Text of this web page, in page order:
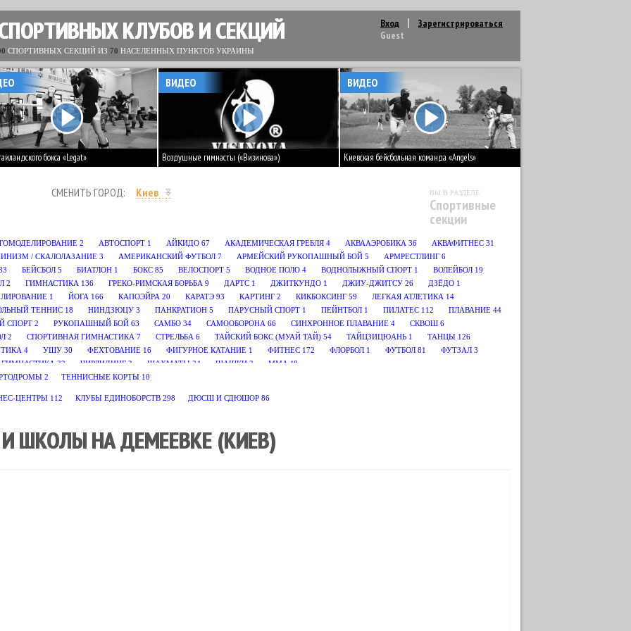
Вход
Зарегистрироваться
Guest
КЛУБОВ И СЕКЦИЙ
СПОРТИВНЫХ СЕКЦИЙ ИЗ 70 НАСЕЛЕННЫХ ПУНКТОВ УКРАИНЫ
бокса «Legat» Воздушные гимнасты («Визинова»)
ВИДЕО
Киевская бейсбольная команда «Angels»
ВИДЕО
СМЕНИТЬ ГОРОД: Киев ВЫ В РАЗДЕЛЕ
Спортивные
секции
2 АВТОСПОРТ 1 АЙКИДО 67 АКАДЕМИЧЕСКАЯ ГРЕБЛЯ 4 АКВААЭРОБИКА 36 АКВАФИТНЕС 31
/ СКАЛОЛАЗАНИЕ 3 АМЕРИКАНСКИЙ ФУТБОЛ 7 АРМЕЙСКИЙ РУКОПАШНЫЙ БОЙ 5 АРМРЕСТЛИНГ 6
БЕЙСБОЛ 5 БИАТЛОН 1 БОКС 85 ВЕЛОСПОРТ 5 ВОДНОЕ ПОЛО 4 ВОДНОЛЫЖНЫЙ СПОРТ 1 ВОЛЕЙБОЛ 19
2 ГИМНАСТИКА 136 ГРЕКО-РИМСКАЯ БОРЬБА 9 ДАРТС 1 ДЖИТКУНДО 1 ДЖИУ-ДЖИТСУ 26 ДЗЁДО 1
1 ЙОГА 166 КАПОЭЙРА 20 КАРАТЭ 93 КАРТИНГ 2 КИКБОКСИНГ 59 ЛЕГКАЯ АТЛЕТИКА 14
ТЕННИС 18 НИНДЗЮЦУ 3 ПАНКРАТИОН 5 ПАРУСНЫЙ СПОРТ 1 ПЕЙНТБОЛ 1 ПИЛАТЕС 112 ПЛАВАНИЕ 44
СПОРТ 2 РУКОПАШНЫЙ БОЙ 63 САМБО 34 САМООБОРОНА 66 СИНХРОННОЕ ПЛАВАНИЕ 4 СКВОШ 6
2 СПОРТИВНАЯ ГИМНАСТИКА 7 СТРЕЛЬБА 6 ТАЙСКИЙ БОКС (МУАЙ ТАЙ) 54 ТАЙЦЗИЦЮАНЬ 1 ТАНЦЫ 126
4 УШУ 30 ФЕХТОВАНИЕ 16 ФИГУРНОЕ КАТАНИЕ 1 ФИТНЕС 172 ФЛОРБОЛ 1 ФУТБОЛ 81 ФУТЗАЛ 3
32 ЧИРЛИДИНГ 2 ШАХМАТЫ 24 ШАШКИ 3 MMA 48
2 ТЕННИСНЫЕ КОРТЫ 10
ЦЕНТРЫ 112 КЛУБЫ ЕДИНОБОРСТВ 298 ДЮСШ И СДЮШОР 86
ШКОЛЫ НА ДЕМЕЕВКЕ (КИЕВ)